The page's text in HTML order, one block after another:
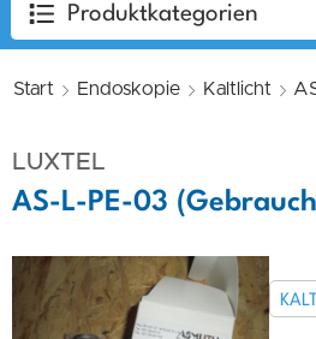
Produktkategorien
Start Endoskopie Kaltlicht
LUXTEL
AS-L-PE-03